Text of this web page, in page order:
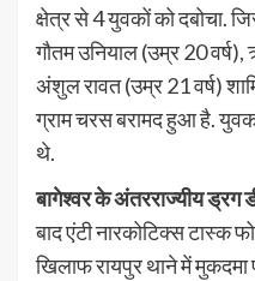
क्षेत्र से 4 युवकों को दबोचा.
गौतम उनियाल (उम्र 20
अंशुल रावत (उम्र 21 वर्ष)
ग्राम चरस बरामद हुआ है.
थे.
बागेश्वर के अंतरराज्यीय
बाद एंटी नारकोटिक्स टास्क
खिलाफ रायपुर थाने में मुकदमा